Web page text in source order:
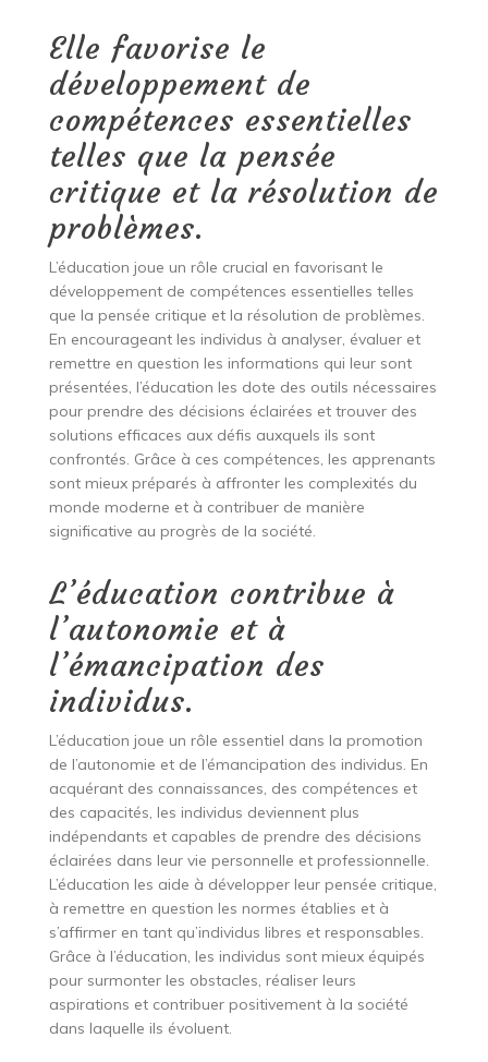
Elle favorise le
développement de
compétences essentielles
telles que la pensée
critique et la résolution de
problèmes.
L’éducation joue un rôle crucial en favorisant le
développement de compétences essentielles telles
que la pensée critique et la résolution de problèmes.
En encourageant les individus à analyser, évaluer et
remettre en question les informations qui leur sont
présentées, l’éducation les dote des outils nécessaires
pour prendre des décisions éclairées et trouver des
solutions efficaces aux défis auxquels ils sont
confrontés. Grâce à ces compétences, les apprenants
sont mieux préparés à affronter les complexités du
monde moderne et à contribuer de manière
significative au progrès de la société.
L’éducation contribue à
l’autonomie et à
l’émancipation des
individus.
L’éducation joue un rôle essentiel dans la promotion
de l’autonomie et de l’émancipation des individus. En
acquérant des connaissances, des compétences et
des capacités, les individus deviennent plus
indépendants et capables de prendre des décisions
éclairées dans leur vie personnelle et professionnelle.
L’éducation les aide à développer leur pensée critique,
à remettre en question les normes établies et à
s’affirmer en tant qu’individus libres et responsables.
Grâce à l’éducation, les individus sont mieux équipés
pour surmonter les obstacles, réaliser leurs
aspirations et contribuer positivement à la société
dans laquelle ils évoluent.